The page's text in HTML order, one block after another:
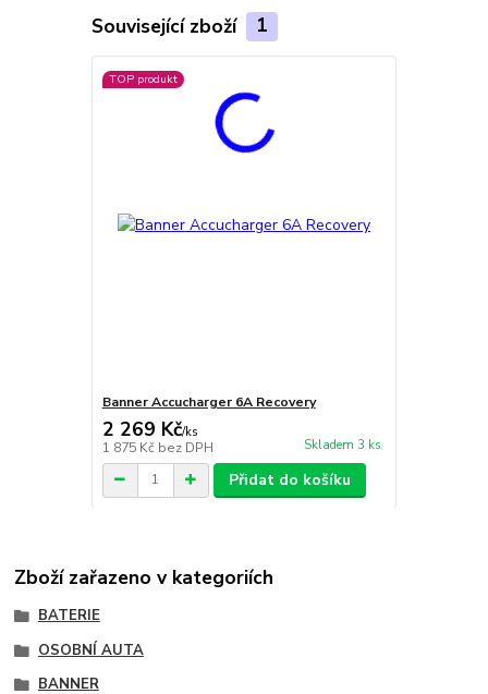
Související zboží 1
TOP produkt
Banner Accucharger 6A Recovery
2 269 Kč/ks
1 875 Kč bez DPH Skladem 3 ks
Přidat do košíku
Zboží zařazeno v kategoriích
BATERIE
OSOBNÍ AUTA
BANNER